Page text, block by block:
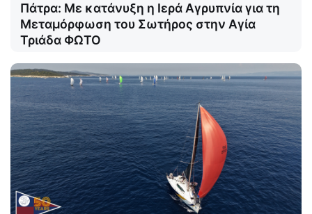
Πάτρα: Με κατάνυξη η Ιερά Αγρυπνία για τη
Μεταμόρφωση του Σωτήρος στην Αγία
Τριάδα ΦΩΤΟ